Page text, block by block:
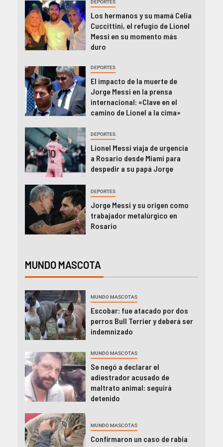
DEPORTES
Los hermanos y su mamá Celia
Cuccittini, el refugio de Lionel
Messi en su momento más
duro
DEPORTES
El impacto de la muerte de
Jorge Messi en la prensa
internacional: «Clave en el
camino de Lionel a la cima»
DEPORTES
Lionel Messi viaja de urgencia
a Rosario desde Miami para
despedir a su papá Jorge
DEPORTES
Jorge Messi y su origen como
trabajador metalúrgico en
Rosario
MUNDO MASCOTA
MUNDO MASCOTAS
Escobar: fue atacado por dos
perros Bull Terrier y deberá ser
indemnizado
MUNDO MASCOTAS
Se negó a declarar el
adiestrador acusado de
maltrato animal: seguirá
detenido
MUNDO MASCOTAS
Confirmaron un caso de rabia